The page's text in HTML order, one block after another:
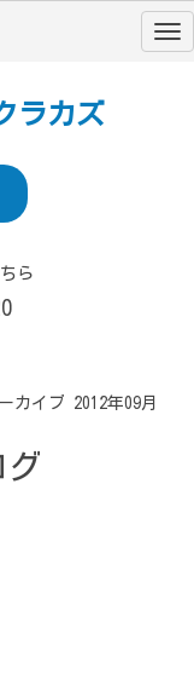
ラカズ
ら
カイブ 2012年09月
グ